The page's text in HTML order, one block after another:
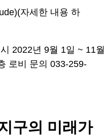
2022년 9월 1일 ~ 11월
로비 문의 033-259-
구의 미래가